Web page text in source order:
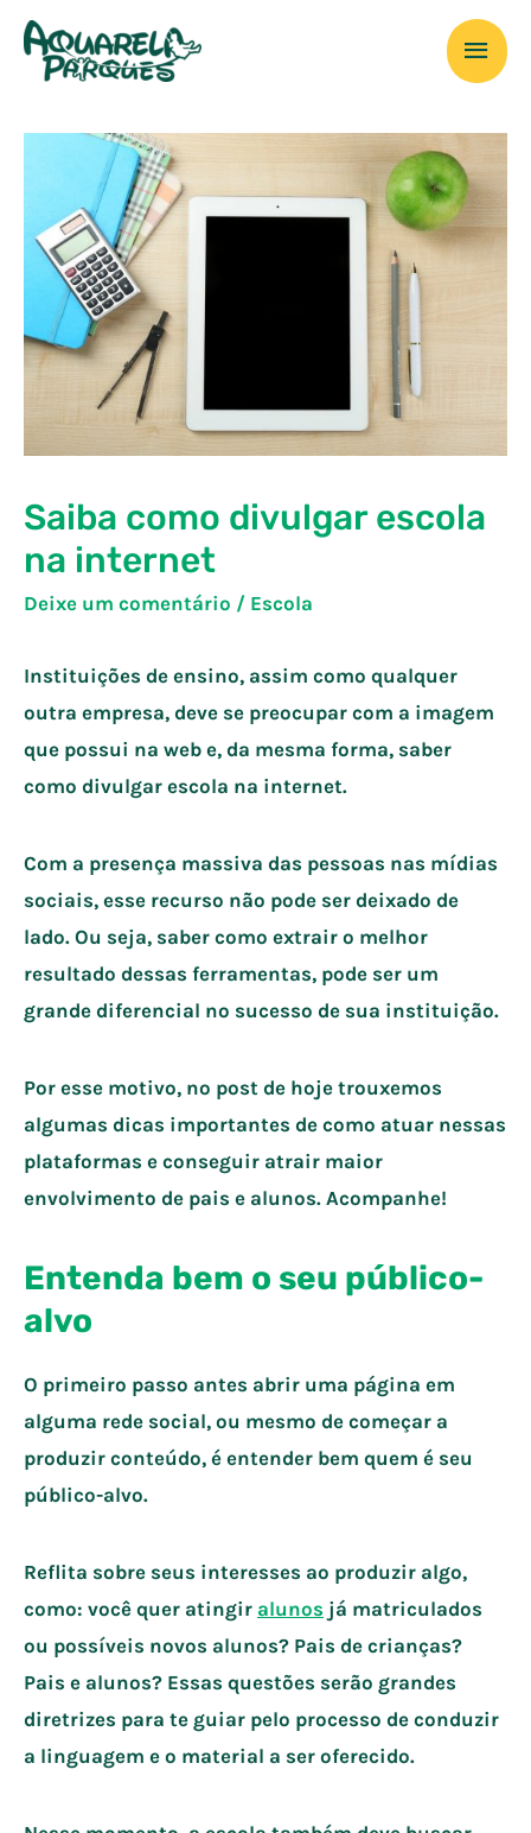
para
conteúdo
Saiba como divulgar escola
na internet
Deixe um comentário / Escola
Instituições de ensino, assim como qualquer
outra empresa, deve se preocupar com a imagem
que possui na web e, da mesma forma, saber
como divulgar escola na internet.
Com a presença massiva das pessoas nas mídias
sociais, esse recurso não pode ser deixado de
lado. Ou seja, saber como extrair o melhor
resultado dessas ferramentas, pode ser um
grande diferencial no sucesso de sua instituição.
Por esse motivo, no post de hoje trouxemos
algumas dicas importantes de como atuar nessas
plataformas e conseguir atrair maior
envolvimento de pais e alunos. Acompanhe!
Entenda bem o seu público-
alvo
O primeiro passo antes abrir uma página em
alguma rede social, ou mesmo de começar a
produzir conteúdo, é entender bem quem é seu
público-alvo.
Reflita sobre seus interesses ao produzir algo,
como: você quer atingir alunos já matriculados
ou possíveis novos alunos? Pais de crianças?
Pais e alunos? Essas questões serão grandes
diretrizes para te guiar pelo processo de conduzir
a linguagem e o material a ser oferecido.